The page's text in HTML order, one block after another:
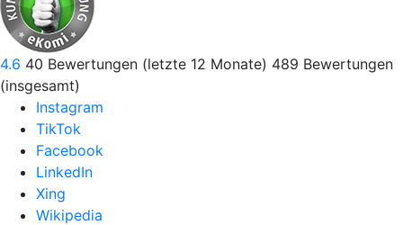
4.6 40 Bewertungen (letzte 12 Monate) 489 Bewertungen
(insgesamt)
Instagram
TikTok
Facebook
LinkedIn
Xing
Wikipedia